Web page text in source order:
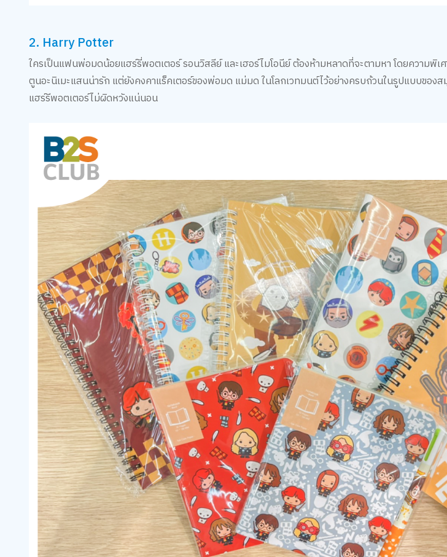
2. Harry Potter
ใครเป็นแฟนพ่อมดน้อยแฮร์รี่พอตเตอร์ รอนวิสลีย์ และเฮอร์ไมโอนีย์ ต้องห้ามหลาดที่จะตามหา โดยความพิ
ตูนอะนิเมะแสนน่ารัก แต่ยังคงคาแร็คเตอร์ของพ่อมด แม่มด ในโลกเวทมนต์ไว้อย่างครบถ้วนในรูปแบบของ
แฮร์รีพอตเตอร์ไม่ผิดหวังแน่นอน